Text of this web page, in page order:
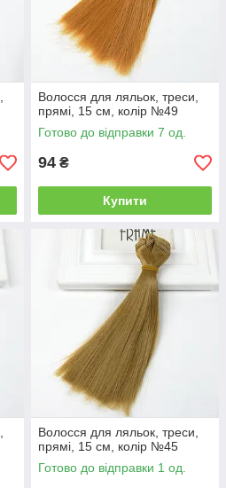
Волосся для ляльок, треси,
прямі, 15 см, колір №49
Готово до відправки 7 од.
94 ₴
Купити
Волосся для ляльок, треси,
прямі, 15 см, колір №45
Готово до відправки 1 од.